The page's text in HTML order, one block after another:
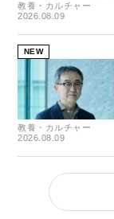
教養・カルチャー
2026.08.09
NEW
教養・カルチャー
2026.08.09